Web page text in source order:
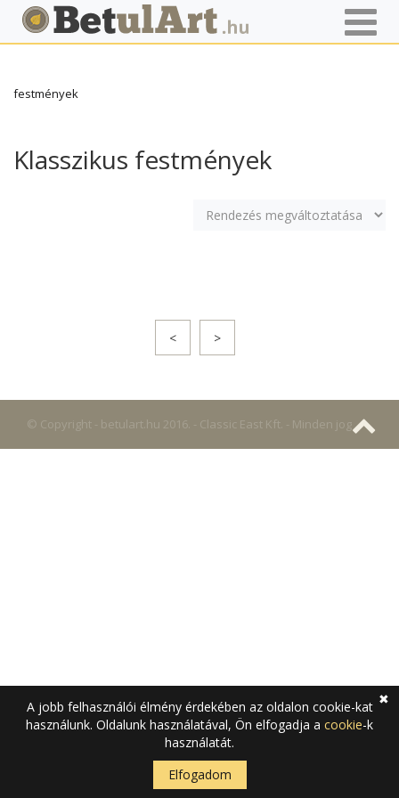
Főoldal Termékek Képek, festmények Klasszikus
festmények
Klasszikus festmények
< >
© Copyright - betulart.hu 2016. - Classic East Kft. - Minden jog
A jobb felhasználói élmény érdekében az oldalon cookie-kat
használunk. Oldalunk használatával, Ön elfogadja a cookie-k
használatát.
Elfogadom
✖